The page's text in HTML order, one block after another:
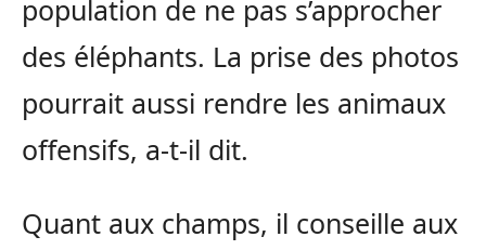
population de ne pas s’approcher
des éléphants. La prise des photos
pourrait aussi rendre les animaux
offensifs, a-t-il dit.
Quant aux champs, il conseille aux